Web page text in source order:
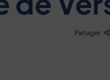
Partager